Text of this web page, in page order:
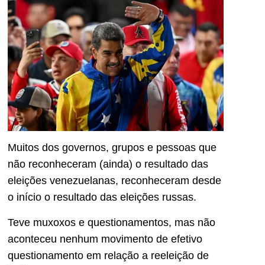
Muitos dos governos, grupos e pessoas que
não reconheceram (ainda) o resultado das
eleições venezuelanas, reconheceram desde
o início o resultado das eleições russas.
Teve muxoxos e questionamentos, mas não
aconteceu nenhum movimento de efetivo
questionamento em relação a reeleição de